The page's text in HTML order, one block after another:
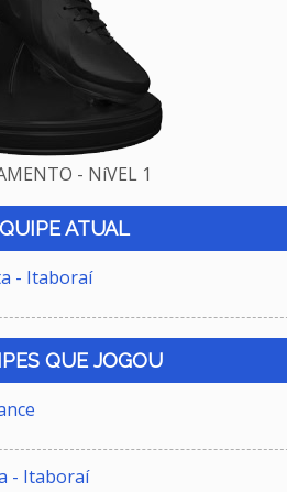
- NíVEL 1
ATUAL
- Itaboraí
QUE JOGOU
- Itaboraí